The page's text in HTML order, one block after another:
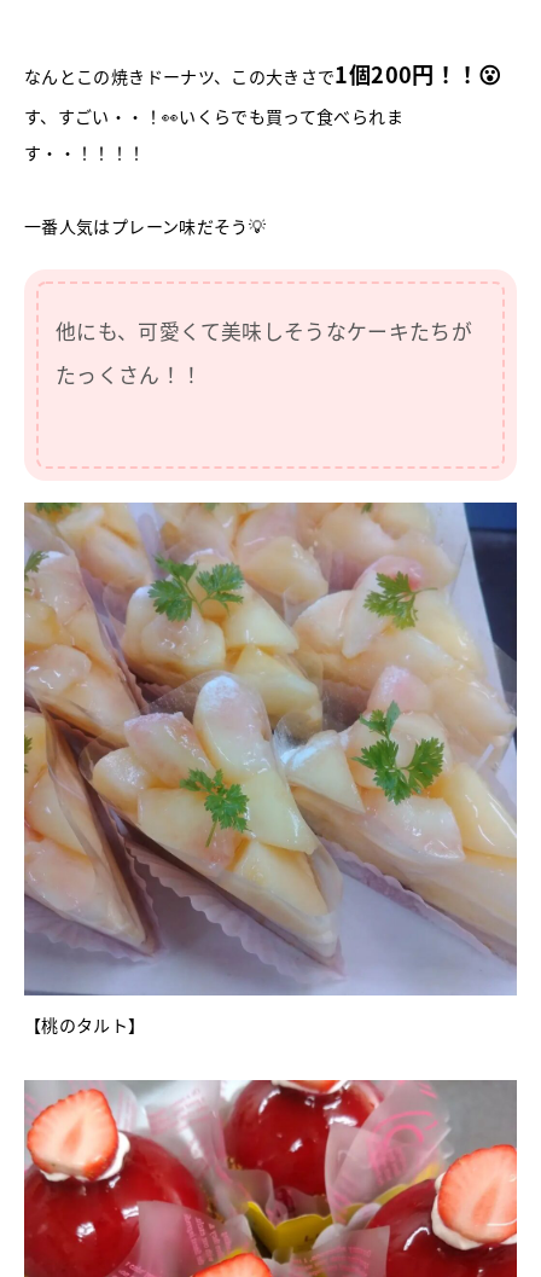
なんとこの焼きドーナツ、この大きさで1個200円！！😮
す、すごい・・！👀いくらでも買って食べられま
す・・！！！！
一番人気はプレーン味だそう💡
他にも、可愛くて美味しそうなケーキたちが
たっくさん！！
【桃のタルト】